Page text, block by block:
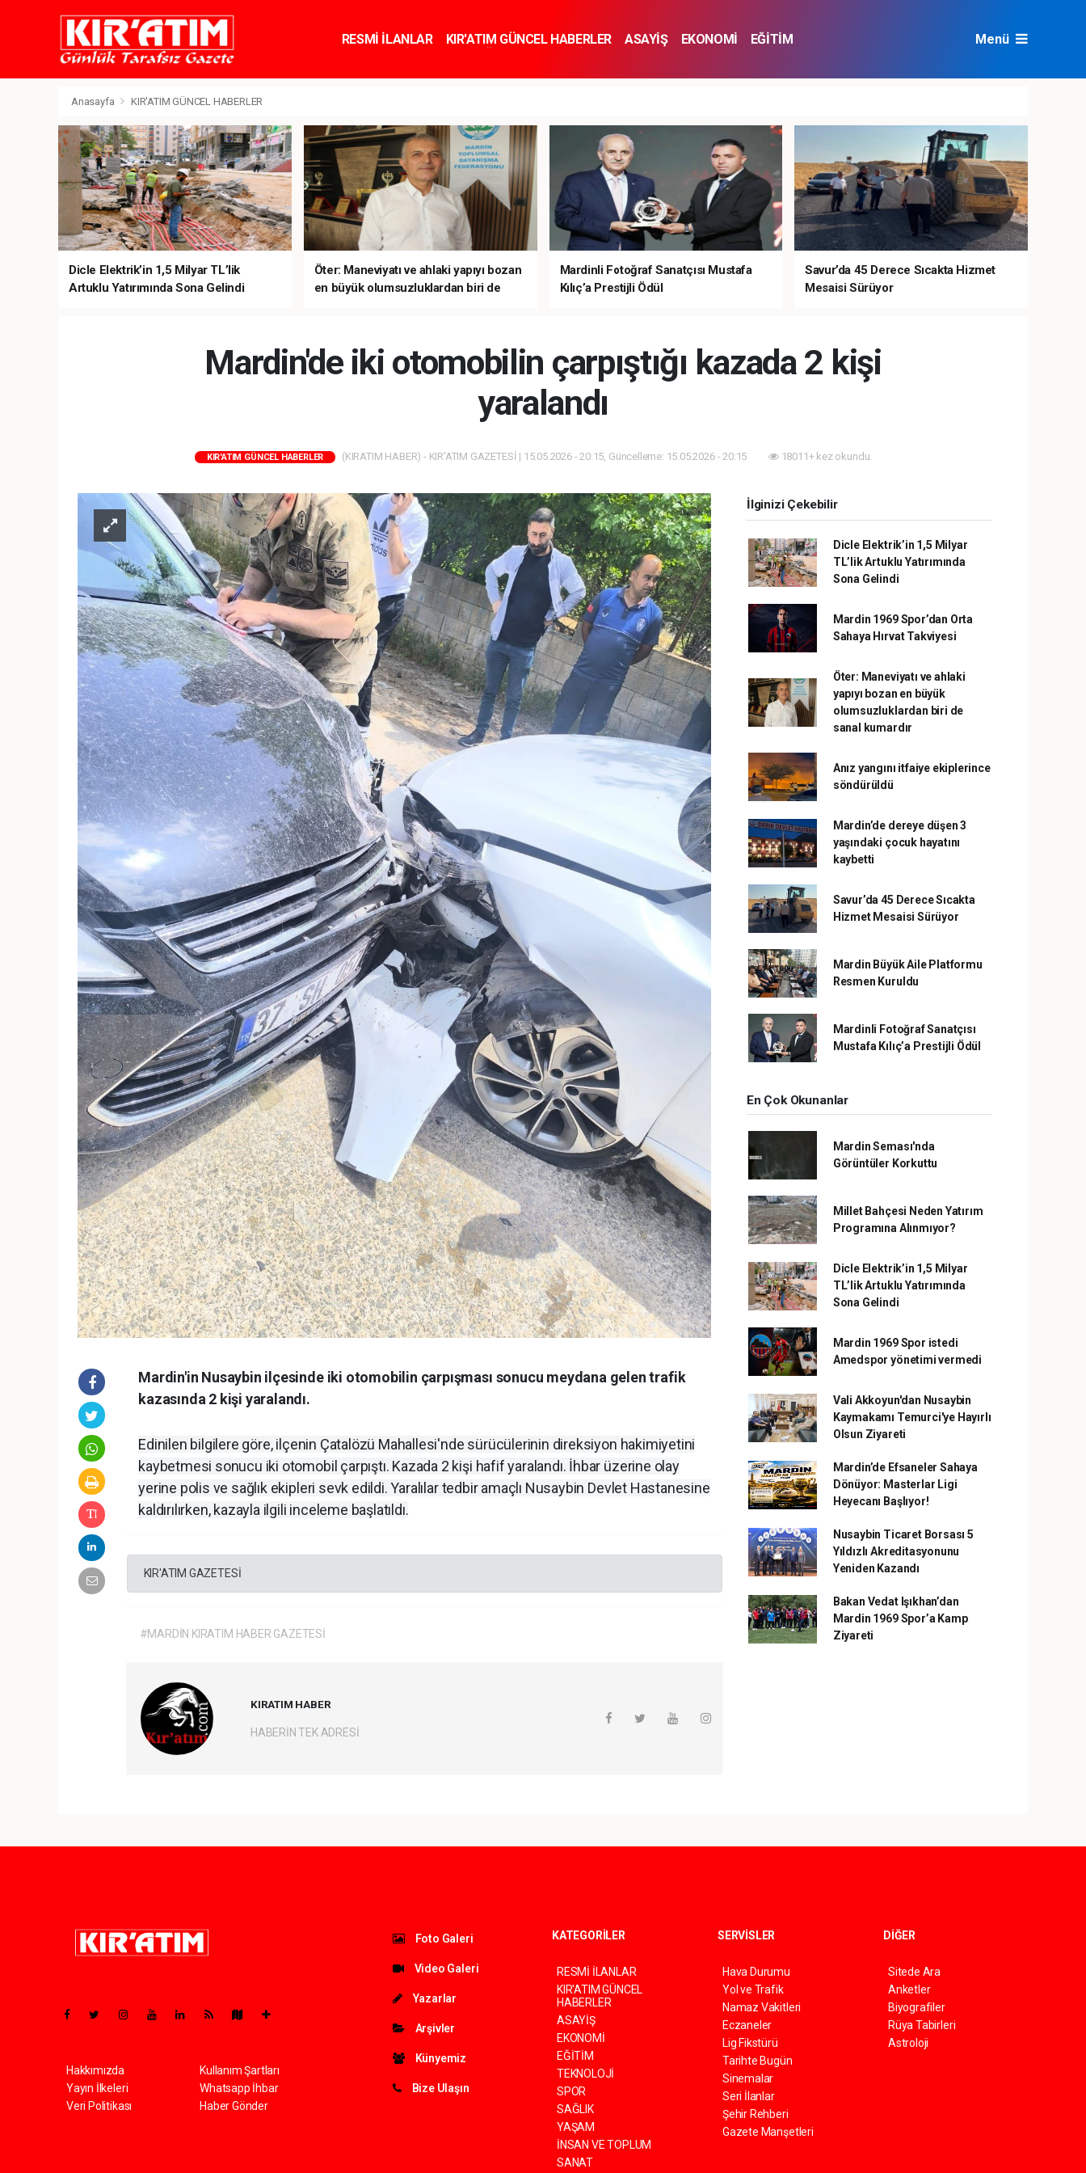
RESMİ İLANLAR KIR'ATIM GÜNCEL HABERLER ASAYİŞ EKONOMİ
EĞİTİM
Menü
Anasayfa KIR'ATIM GÜNCEL HABERLER
Dicle Elektrik’in 1,5 Milyar TL’lik
Artuklu Yatırımında Sona Gelindi
Öter: Maneviyatı ve ahlaki yapıyı bozan
en büyük olumsuzluklardan biri de
Mardinli Fotoğraf Sanatçısı Mustafa
Kılıç’a Prestijli Ödül
Savur’da 45 Derece Sıcakta Hizmet
Mesaisi Sürüyor
Mardin'de iki otomobilin çarpıştığı kazada 2 kişi
yaralandı
KIR'ATIM GÜNCEL HABERLER (KIRATIM HABER) - KIR'ATIM GAZETESİ | 15.05.2026 - 20:15, Güncelleme: 15.05.2026 - 20:15 18011+ kez okundu.
Mardin'in Nusaybin ilçesinde iki otomobilin çarpışması sonucu meydana gelen trafik
kazasında 2 kişi yaralandı.
Edinilen bilgilere göre, ilçenin Çatalözü Mahallesi'nde sürücülerinin direksiyon hakimiyetini
kaybetmesi sonucu iki otomobil çarpıştı. Kazada 2 kişi hafif yaralandı. İhbar üzerine olay
yerine polis ve sağlık ekipleri sevk edildi. Yaralılar tedbir amaçlı Nusaybin Devlet Hastanesine
kaldırılırken, kazayla ilgili inceleme başlatıldı.
KIR'ATIM GAZETESİ
#MARDİN KIRATIM HABER GAZETESİ
KIRATIM HABER
HABERİN TEK ADRESİ
İlginizi Çekebilir
Dicle Elektrik’in 1,5 Milyar
TL’lik Artuklu Yatırımında
Sona Gelindi
Mardin 1969 Spor’dan Orta
Sahaya Hırvat Takviyesi
Öter: Maneviyatı ve ahlaki
yapıyı bozan en büyük
olumsuzluklardan biri de
sanal kumardır
Anız yangını itfaiye ekiplerince
söndürüldü
Mardin’de dereye düşen 3
yaşındaki çocuk hayatını
kaybetti
Savur’da 45 Derece Sıcakta
Hizmet Mesaisi Sürüyor
Mardin Büyük Aile Platformu
Resmen Kuruldu
Mardinli Fotoğraf Sanatçısı
Mustafa Kılıç’a Prestijli Ödül
En Çok Okunanlar
Mardin Seması'nda
Görüntüler Korkuttu
Millet Bahçesi Neden Yatırım
Programına Alınmıyor?
Dicle Elektrik’in 1,5 Milyar
TL’lik Artuklu Yatırımında
Sona Gelindi
Mardin 1969 Spor istedi
Amedspor yönetimi vermedi
Vali Akkoyun'dan Nusaybin
Kaymakamı Temurci'ye Hayırlı
Olsun Ziyareti
Mardin’de Efsaneler Sahaya
Dönüyor: Masterlar Ligi
Heyecanı Başlıyor!
Nusaybin Ticaret Borsası 5
Yıldızlı Akreditasyonunu
Yeniden Kazandı
Bakan Vedat Işıkhan’dan
Mardin 1969 Spor’a Kamp
Ziyareti
Hakkımızda
Yayın İlkeleri
Veri Politikası
Kullanım Şartları
Whatsapp İhbar
Haber Gönder
Foto Galeri
Video Galeri
Yazarlar
Arşivler
Künyemiz
Bize Ulaşın
KATEGORİLER
RESMİ İLANLAR
KIR'ATIM GÜNCEL
HABERLER
ASAYİŞ
EKONOMİ
EĞİTİM
TEKNOLOJİ
SPOR
SAĞLIK
YAŞAM
İNSAN VE TOPLUM
SANAT
SERVİSLER
Hava Durumu
Yol ve Trafik
Namaz Vakitleri
Eczaneler
Lig Fikstürü
Tarihte Bugün
Sinemalar
Seri İlanlar
Şehir Rehberi
Gazete Manşetleri
DİĞER
Sitede Ara
Anketler
Biyografiler
Rüya Tabirleri
Astroloji